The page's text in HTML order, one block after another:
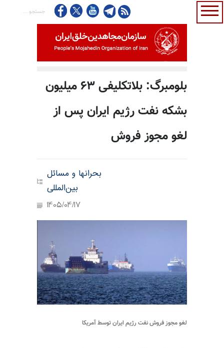
بلومبرگ: بلاتکلیفی ۶۳ میلیون
بشکه نفت رژیم ایران پس از
لغو مجوز فروش
بحرانها و مسائل
بین‌المللی
1405/04/17
لغو مجوز فروش نفت رژیم ایران توسط آمریکا